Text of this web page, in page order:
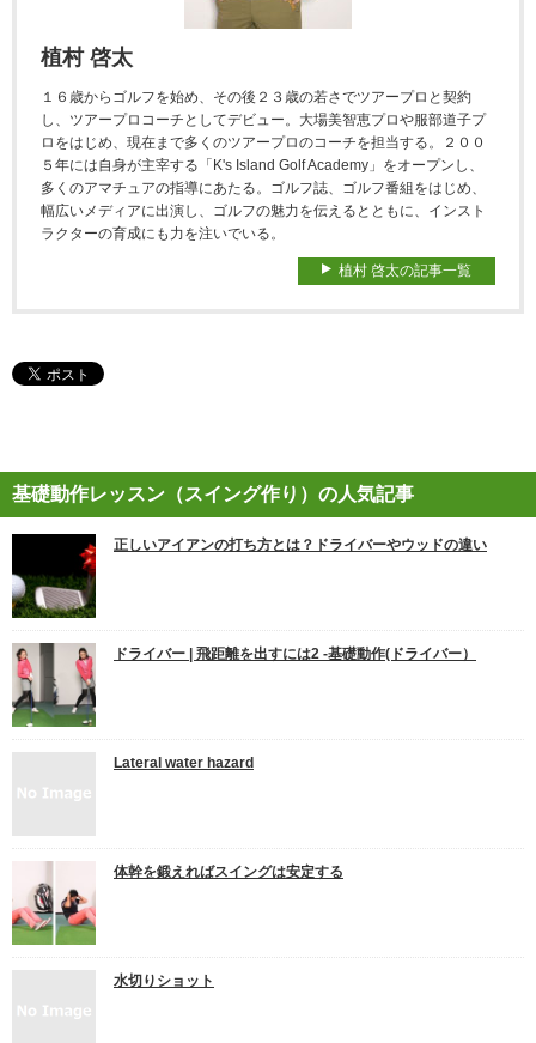
植村 啓太
１６歳からゴルフを始め、その後２３歳の若さでツアープロと契約
し、ツアープロコーチとしてデビュー。大場美智恵プロや服部道子プ
ロをはじめ、現在まで多くのツアープロのコーチを担当する。２００
５年には自身が主宰する「K's Island Golf Academy」をオープンし、
多くのアマチュアの指導にあたる。ゴルフ誌、ゴルフ番組をはじめ、
幅広いメディアに出演し、ゴルフの魅力を伝えるとともに、インスト
ラクターの育成にも力を注いでいる。
植村 啓太の記事一覧
基礎動作レッスン（スイング作り）の人気記事
正しいアイアンの打ち方とは？ドライバーやウッドの違い
ドライバー | 飛距離を出すには2 ‐基礎動作(ドライバー）
Lateral water hazard
体幹を鍛えればスイングは安定する
水切りショット